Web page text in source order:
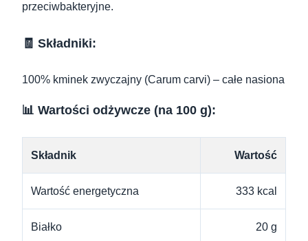
przeciwbakteryjne.
🧾 Składniki:
100% kminek zwyczajny (Carum carvi) – całe nasiona
📊 Wartości odżywcze (na 100 g):
Składnik Wartość
Wartość energetyczna 333 kcal
Białko 20 g